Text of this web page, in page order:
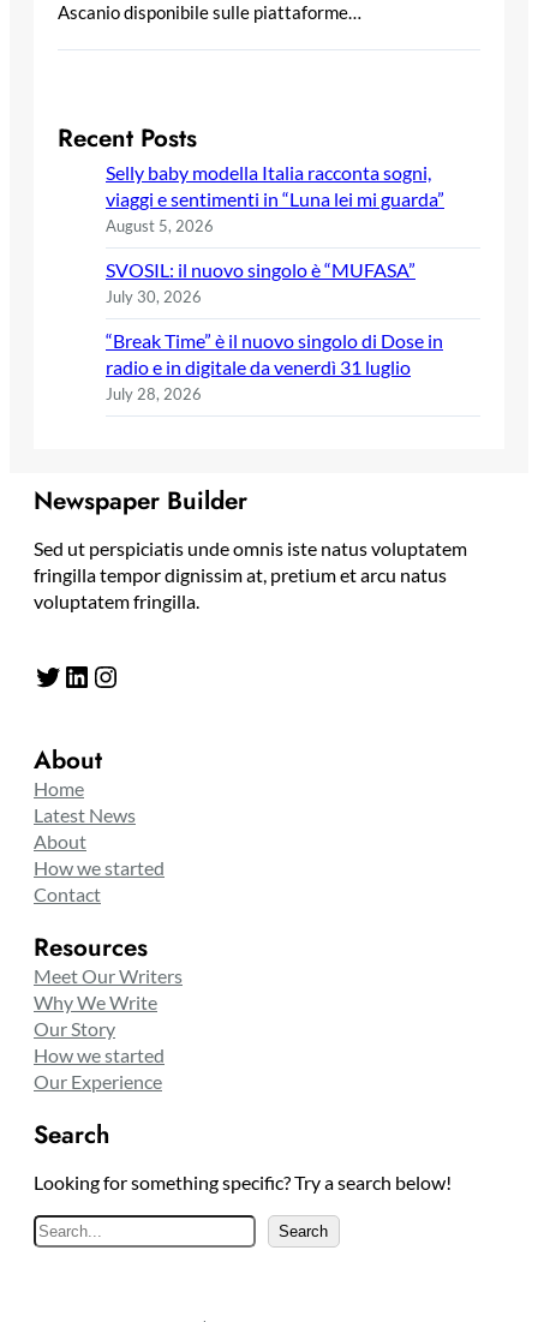
Ascanio disponibile sulle piattaforme…
Recent Posts
Selly baby modella Italia racconta sogni,
viaggi e sentimenti in “Luna lei mi guarda”
August 5, 2026
SVOSIL: il nuovo singolo è “MUFASA”
July 30, 2026
“Break Time” è il nuovo singolo di Dose in
radio e in digitale da venerdì 31 luglio
July 28, 2026
Newspaper Builder
Sed ut perspiciatis unde omnis iste natus voluptatem
fringilla tempor dignissim at, pretium et arcu natus
voluptatem fringilla.
Twitter LinkedIn Instagram
About
Home
Latest News
About
How we started
Contact
Resources
Meet Our Writers
Why We Write
Our Story
How we started
Our Experience
Search
Looking for something specific? Try a search below!
S
e
Search